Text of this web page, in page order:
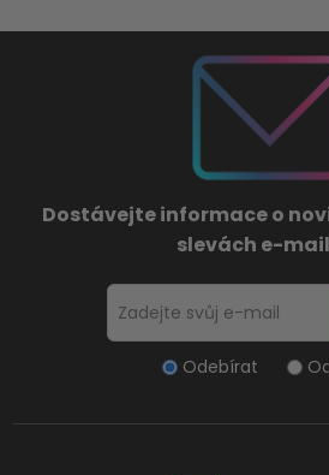
Dostávejte informace o
slevách e-
Odebírat